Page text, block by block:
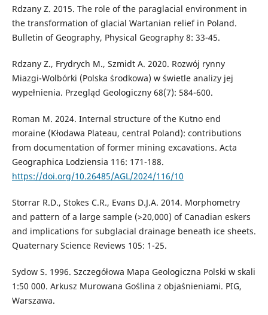
Rdzany Z. 2015. The role of the paraglacial environment in
the transformation of glacial Wartanian relief in Poland.
Bulletin of Geography, Physical Geography 8: 33-45.
Rdzany Z., Frydrych M., Szmidt A. 2020. Rozwój rynny
Miazgi-Wolbórki (Polska środkowa) w świetle analizy jej
wypełnienia. Przegląd Geologiczny 68(7): 584-600.
Roman M. 2024. Internal structure of the Kutno end
moraine (Kłodawa Plateau, central Poland): contributions
from documentation of former mining excavations. Acta
Geographica Lodziensia 116: 171-188.
https://doi.org/10.26485/AGL/2024/116/10
Storrar R.D., Stokes C.R., Evans D.J.A. 2014. Morphometry
and pattern of a large sample (>20,000) of Canadian eskers
and implications for subglacial drainage beneath ice sheets.
Quaternary Science Reviews 105: 1-25.
Sydow S. 1996. Szczegółowa Mapa Geologiczna Polski w skali
1:50 000. Arkusz Murowana Goślina z objaśnieniami. PIG,
Warszawa.